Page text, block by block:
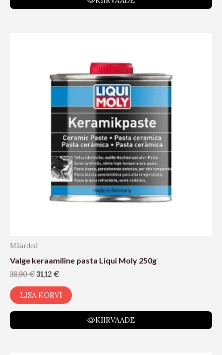
Määrded
Valge keraamiline pasta Liqui Moly 250g
38,90€ 31,12 €
LISA KORVI
KIIRVAADE